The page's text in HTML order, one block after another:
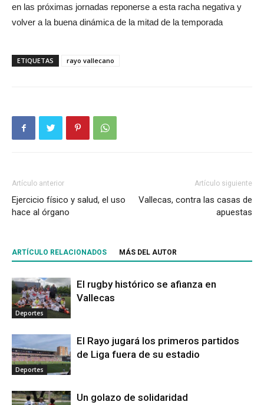
en las próximas jornadas reponerse a esta racha negativa y
volver a la buena dinámica de la mitad de la temporada
ETIQUETAS rayo vallecano
Artículo anterior
Ejercicio físico y salud, el uso
hace al órgano
Artículo siguiente
Vallecas, contra las casas de
apuestas
ARTÍCULO RELACIONADOS MÁS DEL AUTOR
Deportes
El rugby histórico se afianza en
Vallecas
Deportes
El Rayo jugará los primeros partidos
de Liga fuera de su estadio
Un golazo de solidaridad